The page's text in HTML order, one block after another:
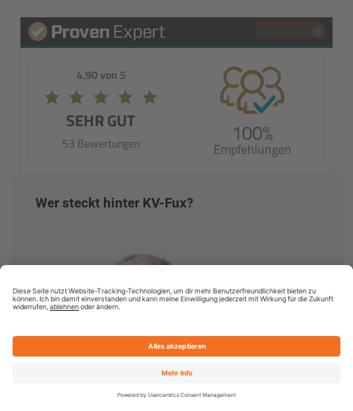
Mehr Infos
4,90 von 5
SEHR GUT
53 Bewertungen 100%
Empfehlungen
Wer steckt hinter KV-Fux?